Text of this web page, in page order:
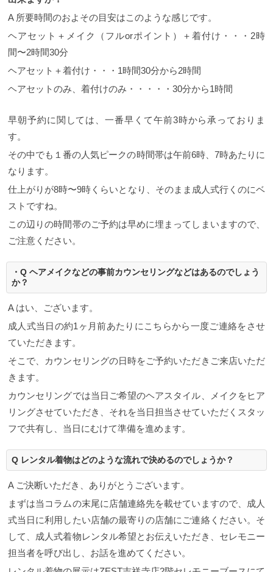
A 所要時間のおよその目安はこのような感じです。
ヘアセット＋メイク（フルorポイント）＋着付け・・・2時
間〜2時間30分
ヘアセット＋着付け・・・1時間30分から2時間
ヘアセットのみ、着付けのみ・・・・・30分から1時間
早朝予約に関しては、一番早くて午前3時から承っておりま
す。
その中でも１番の人気ピークの時間帯は午前6時、7時あたりに
なります。
仕上がりが8時〜9時くらいとなり、そのまま成人式行くのにベ
ストですね。
この辺りの時間帯のご予約は早めに埋まってしまいますので、
ご注意ください。
・Q ヘアメイクなどの事前カウンセリングなどはあるのでしょう
か？
A はい、ございます。
成人式当日の約1ヶ月前あたりにこちらから一度ご連絡をさせ
ていただきます。
そこで、カウンセリングの日時をご予約いただきご来店いただ
きます。
カウンセリングでは当日ご希望のヘアスタイル、メイクをヒア
リングさせていただき、それを当日担当させていただくスタッ
フで共有し、当日にむけて準備を進めます。
Q レンタル着物はどのような流れで決めるのでしょうか？
A ご決断いただき、ありがとうございます。
まずは当コラムの末尾に店舗連絡先を載せていますので、成人
式当日に利用したい店舗の最寄りの店舗にご連絡ください。そ
して、成人式着物レンタル希望とお伝えいただき、セレモニー
担当者を呼び出し、お話を進めてください。